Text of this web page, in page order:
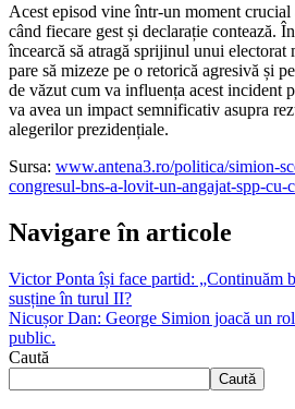
Acest episod vine într-un moment crucial
când fiecare gest și declarație contează.
încearcă să atragă sprijinul unui electorat
pare să mizeze pe o retorică agresivă și
de văzut cum va influența acest incident
va avea un impact semnificativ asupra
alegerilor prezidențiale.
Sursa: www.antena3.ro/politica/simion-
congresul-bns-a-lovit-un-angajat-spp-cu-
Navigare în articole
Victor Ponta își face partid: „Continuăm
susține în turul II?
Nicușor Dan: George Simion joacă un
public.
Caută
Caută